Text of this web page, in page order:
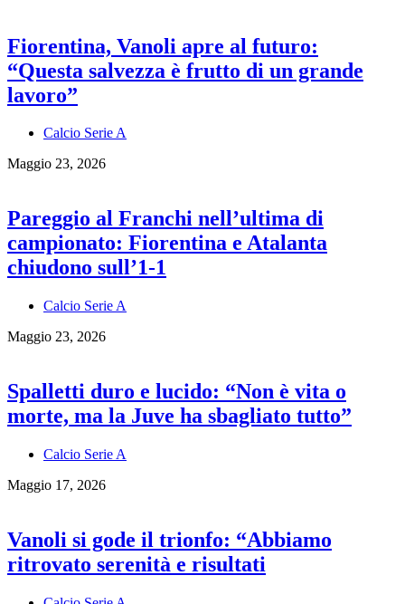
Fiorentina, Vanoli apre al futuro:
“Questa salvezza è frutto di un grande
lavoro”
Calcio Serie A
Maggio 23, 2026
Pareggio al Franchi nell’ultima di
campionato: Fiorentina e Atalanta
chiudono sull’1-1
Calcio Serie A
Maggio 23, 2026
Spalletti duro e lucido: “Non è vita o
morte, ma la Juve ha sbagliato tutto”
Calcio Serie A
Maggio 17, 2026
Vanoli si gode il trionfo: “Abbiamo
ritrovato serenità e risultati